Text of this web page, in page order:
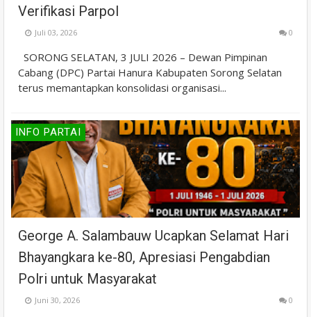
Verifikasi Parpol
Juli 03, 2026 0
SORONG SELATAN, 3 JULI 2026 – Dewan Pimpinan
Cabang (DPC) Partai Hanura Kabupaten Sorong Selatan
terus memantapkan konsolidasi organisasi...
INFO PARTAI
George A. Salambauw Ucapkan Selamat Hari
Bhayangkara ke-80, Apresiasi Pengabdian
Polri untuk Masyarakat
Juni 30, 2026 0